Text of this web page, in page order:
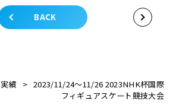
BACK
実績 > 2023/11/24～11/26 2023NHK杯国際
フィギュアスケート競技大会